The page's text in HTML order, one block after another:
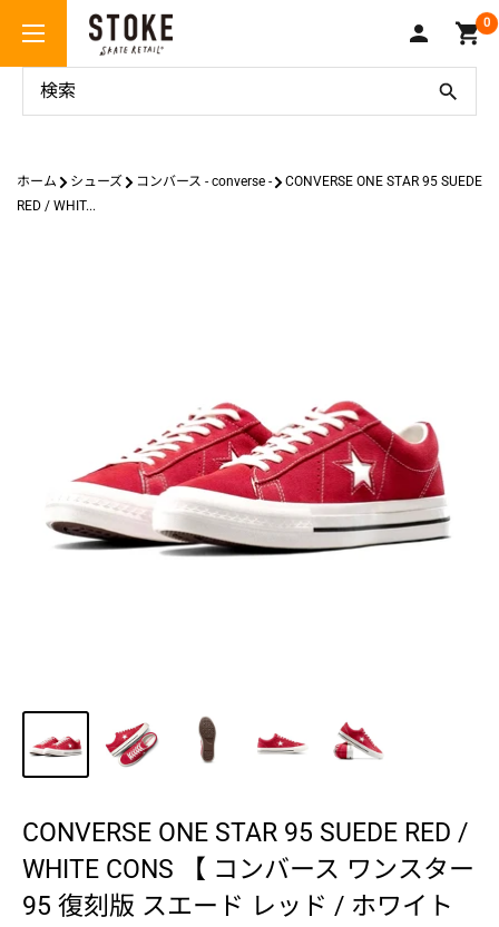
テ
Stoke
Skate
0
ホーム シューズ コンバース - converse -
CONVERSE ONE STAR 95 SUEDE
RED / WHIT...
CONVERSE ONE STAR 95 SUEDE RED /
WHITE CONS 【 コンバース ワンスター
95 復刻版 スエード レッド / ホワイト